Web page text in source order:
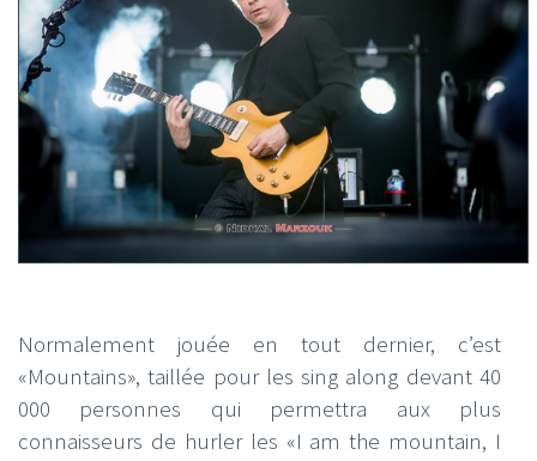
Normalement jouée en tout dernier, c’est
«Mountains», taillée pour les sing along devant 40
000 personnes qui permettra aux plus
connaisseurs de hurler les «I am the mountain, I